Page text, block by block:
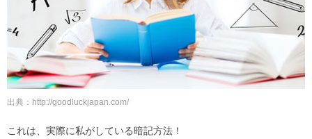
出典：http://goodluckjapan.com/
これは、実際に私がしている暗記方法！